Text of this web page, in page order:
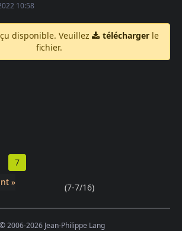
10:58
disponible. Veuillez téléchargerle
fichier.
7
»
(7-7/16)
© 2006-2026 Jean-Philippe Lang